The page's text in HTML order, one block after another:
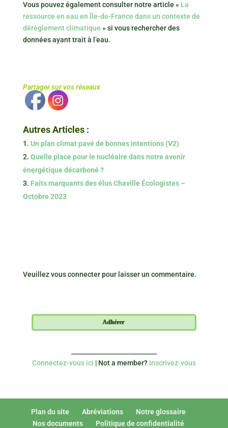
Vous pouvez également consulter notre article « La
ressource en eau en Île-de-France dans un contexte de
dérèglement climatique » si vous rechercher des
données ayant trait à l’eau.
Partager sur vos réseaux
Autres Articles :
Un plan climat pavé de bonnes intentions (V2)
Quelle place pour le nucléaire dans notre avenir
énergétique décarboné ?
Faits marquants des élus Chaville Écologistes –
Octobre 2023
Veuillez vous connecter pour laisser un commentaire.
Adhérer
Connectez-vous ici | Not a member? Inscrivez-vous
Plan du site Abréviations
Notre glossaire
Nos documents
Politique de confidentialité